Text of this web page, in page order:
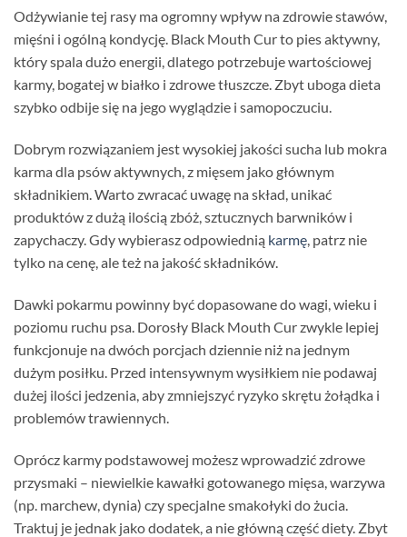
Odżywianie tej rasy ma ogromny wpływ na zdrowie stawów,
mięśni i ogólną kondycję. Black Mouth Cur to pies aktywny,
który spala dużo energii, dlatego potrzebuje wartościowej
karmy, bogatej w białko i zdrowe tłuszcze. Zbyt uboga dieta
szybko odbije się na jego wyglądzie i samopoczuciu.
Dobrym rozwiązaniem jest wysokiej jakości sucha lub mokra
karma dla psów aktywnych, z mięsem jako głównym
składnikiem. Warto zwracać uwagę na skład, unikać
produktów z dużą ilością zbóż, sztucznych barwników i
zapychaczy. Gdy wybierasz odpowiednią karmę, patrz nie
tylko na cenę, ale też na jakość składników.
Dawki pokarmu powinny być dopasowane do wagi, wieku i
poziomu ruchu psa. Dorosły Black Mouth Cur zwykle lepiej
funkcjonuje na dwóch porcjach dziennie niż na jednym
dużym posiłku. Przed intensywnym wysiłkiem nie podawaj
dużej ilości jedzenia, aby zmniejszyć ryzyko skrętu żołądka i
problemów trawiennych.
Oprócz karmy podstawowej możesz wprowadzić zdrowe
przysmaki – niewielkie kawałki gotowanego mięsa, warzywa
(np. marchew, dynia) czy specjalne smakołyki do żucia.
Traktuj je jednak jako dodatek, a nie główną część diety. Zbyt